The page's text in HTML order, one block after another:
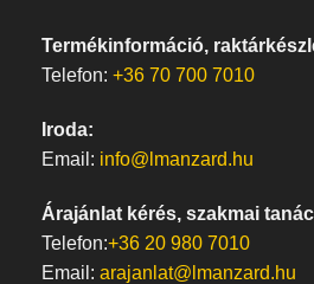
Termékinformáció,
Telefon: +36 70 700 7010
Iroda:
Email: info@lmanzard.hu
Árajánlat kérés, szakmai
Telefon:+36 20 980 7010
Email: arajanlat@lmanzard.hu